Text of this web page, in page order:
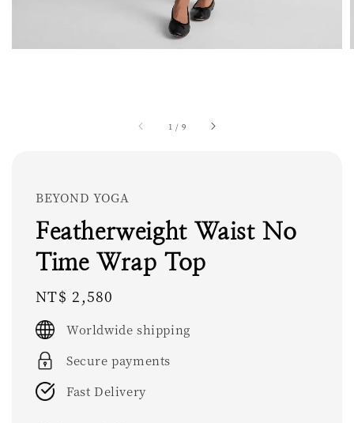
1 / 9
BEYOND YOGA
Featherweight Waist No
Time Wrap Top
Regular
price
NT$ 2,580
Worldwide shipping
Secure payments
Fast Delivery